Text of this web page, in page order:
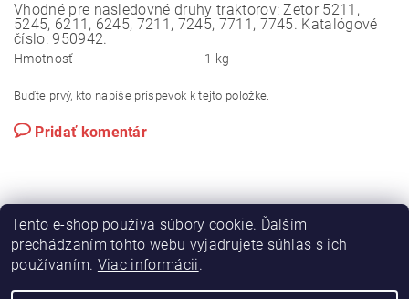
Vhodné pre nasledovné druhy traktorov: Zetor 5211,
5245, 6211, 6245, 7211, 7245, 7711, 7745. Katalógové
číslo: 950942.
Hmotnosť 1 kg
Buďte prvý, kto napíše príspevok k tejto položke.
Pridať komentár
Výroba hydraulických hadíc
Tento e-shop používa súbory cookie. Ďalším
prechádzaním tohto webu vyjadrujete súhlas s ich
používaním. Viac informácii.